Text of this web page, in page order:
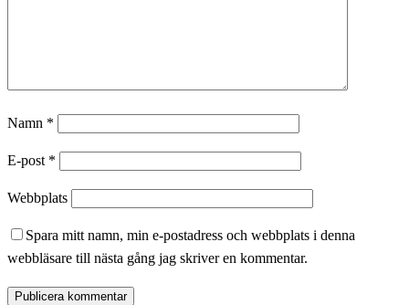
Namn *
E-post *
Webbplats
Spara mitt namn, min e-postadress och webbplats i denna
webbläsare till nästa gång jag skriver en kommentar.